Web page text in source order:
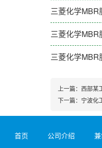
三菱化学
三菱化学MBR
三菱化学
上一篇： 西部某
下一篇： 宁波化
首页 公司介绍